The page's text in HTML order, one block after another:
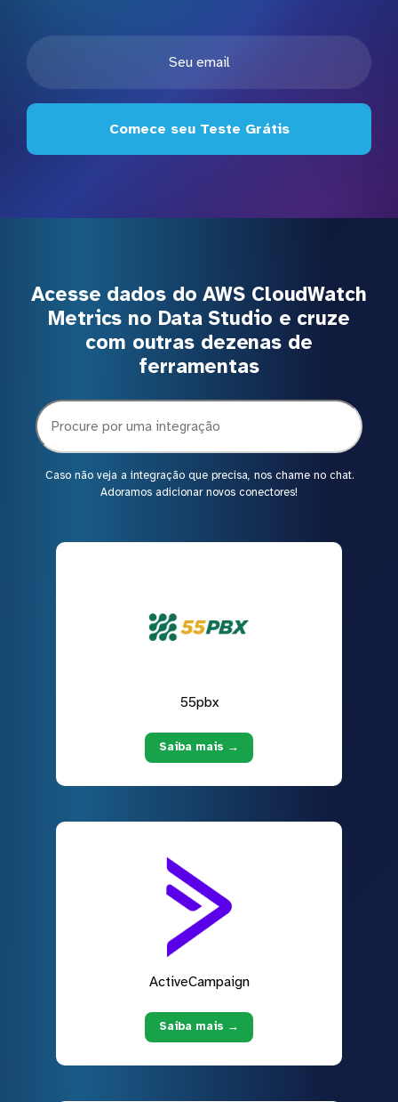
Comece seu Teste Grátis
Acesse dados do AWS CloudWatch
Metrics no Data Studio e cruze
com outras dezenas de
ferramentas
Caso não veja a integração que precisa, nos chame no chat.
Adoramos adicionar novos conectores!
55pbx
Saiba mais →
ActiveCampaign
Saiba mais →